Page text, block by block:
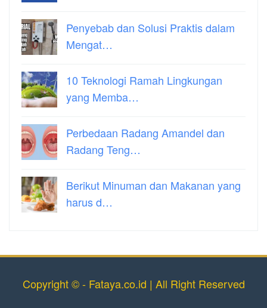
Penyebab dan Solusi Praktis dalam
Mengat…
10 Teknologi Ramah Lingkungan
yang Memba…
Perbedaan Radang Amandel dan
Radang Teng…
Berikut Minuman dan Makanan yang
harus d…
Copyright © - Fataya.co.id | All Right Reserved